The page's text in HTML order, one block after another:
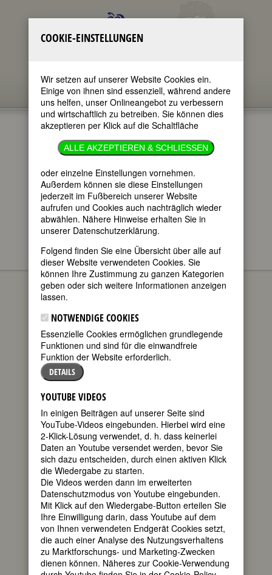
MARIANA
PINEDA
im ganzen Text
nur in Titeln
BIOGRAPHIEN Mariana Pineda
Commons.Wikimedia.org
geboren am 1.
September
1804 in
gestorben am
26. Mai 1831
in Granada
andalusische
Freiheitskämpferin
195. Todestag am 26. Mai 2026
Biografie•Weblinks•
Quellen
BIOGRAFIE
teilen
tweet
Von Beginn an ist
Marianas Leben
ungewöhnlich. Ihr
Vater, ein 1754 in
Guatemala
COOKIE-EINSTELLUNGEN
Wir setzen auf unserer Website Cookies ein.
Einige von ihnen sind essenziell, während andere
uns helfen, unser Onlineangebot zu verbessern
und wirtschaftlich zu betreiben. Sie können dies
akzeptieren per Klick auf die Schaltfläche
ALLE AKZEPTIEREN & SCHLIESSEN
oder einzelne Einstellungen vornehmen.
Außerdem können sie diese Einstellungen
jederzeit im Fußbereich unserer Website
aufrufen und Cookies auch nachträglich wieder
abwählen. Nähere Hinweise erhalten Sie in
unserer Datenschutzerklärung.
Folgend finden Sie eine Übersicht über alle auf
dieser Website verwendeten Cookies. Sie
können Ihre Zustimmung zu ganzen Kategorien
geben oder sich weitere Informationen anzeigen
lassen.
NOTWENDIGE COOKIES
Essenzielle Cookies ermöglichen grundlegende
Funktionen und sind für die einwandfreie
Funktion der Website erforderlich.
DETAILS
YOUTUBE VIDEOS
In einigen Beiträgen auf unserer Seite sind
YouTube-Videos eingebunden. Hierbei wird eine
2-Klick-Lösung verwendet, d. h. dass keinerlei
Daten an Youtube versendet werden, bevor Sie
sich dazu entscheiden, durch einen aktiven Klick
die Wiedergabe zu starten.
Die Videos werden dann im erweiterten
Datenschutzmodus von Youtube eingebunden.
Mit Klick auf den Wiedergabe-Button erteilen Sie
Ihre Einwilligung darin, dass Youtube auf dem
von Ihnen verwendeten Endgerät Cookies setzt,
die auch einer Analyse des Nutzungsverhaltens
zu Marktforschungs- und Marketing-Zwecken
dienen können. Näheres zur Cookie-Verwendung